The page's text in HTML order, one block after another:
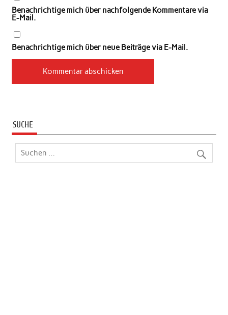
Benachrichtige mich über nachfolgende Kommentare via
E-Mail.
Benachrichtige mich über neue Beiträge via E-Mail.
SUCHE